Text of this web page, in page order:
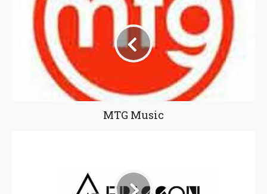
MTG Music